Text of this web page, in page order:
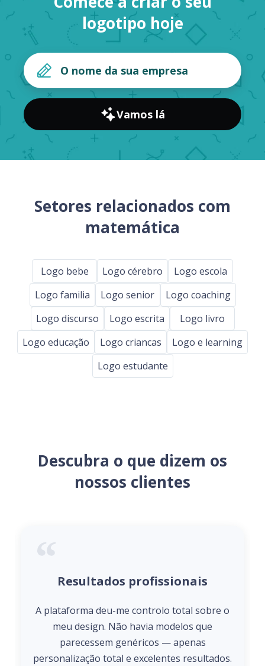
logotipo hoje
Vamos lá
Setores relacionados com
matemática
Logo bebe Logo cérebro
Logo escola
Logo familia
Logo senior
Logo coaching
Logo discurso
Logo escrita
Logo livro
Logo educação
Logo criancas
Logo e learning
Logo estudante
Descubra o que dizem os
nossos clientes
Resultados profissionais
A plataforma deu-me controlo total sobre o
meu design. Não havia modelos que
parecessem genéricos — apenas
personalização total e excelentes resultados.